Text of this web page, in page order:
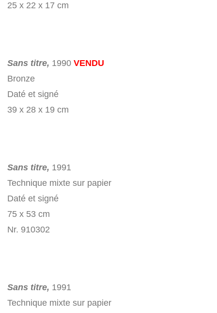
25 x 22 x 17 cm
Sans titre, 1990 VENDU
Bronze
Daté et signé
39 x 28 x 19 cm
Sans titre, 1991
Technique mixte sur papier
Daté et signé
75 x 53 cm
Nr. 910302
Sans titre, 1991
Technique mixte sur papier